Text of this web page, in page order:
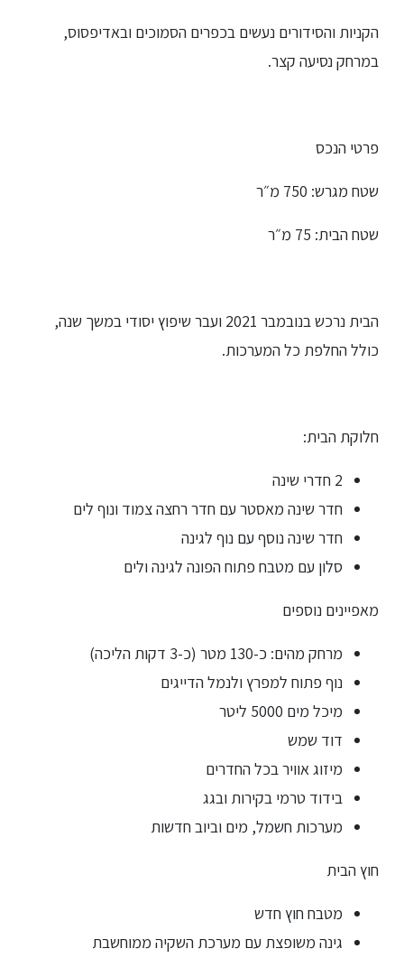
הקניות והסידורים נעשים בכפרים הסמוכים ובאדיפסוס,
במרחק נסיעה קצר.
פרטי הנכס
שטח מגרש: 750 מ״ר
שטח הבית: 75 מ״ר
הבית נרכש בנובמבר 2021 ועבר שיפוץ יסודי במשך שנה,
כולל החלפת כל המערכות.
חלוקת הבית:
2 חדרי שינה
חדר שינה מאסטר עם חדר רחצה צמוד ונוף לים
חדר שינה נוסף עם נוף לגינה
סלון עם מטבח פתוח הפונה לגינה ולים
מאפיינים נוספים
מרחק מהים: כ-130 מטר (כ-3 דקות הליכה)
נוף פתוח למפרץ ולנמל הדייגים
מיכל מים 5000 ליטר
דוד שמש
מיזוג אוויר בכל החדרים
בידוד טרמי בקירות ובגג
מערכות חשמל, מים וביוב חדשות
חוץ הבית
מטבח חוץ חדש
גינה משופצת עם מערכת השקיה ממוחשבת